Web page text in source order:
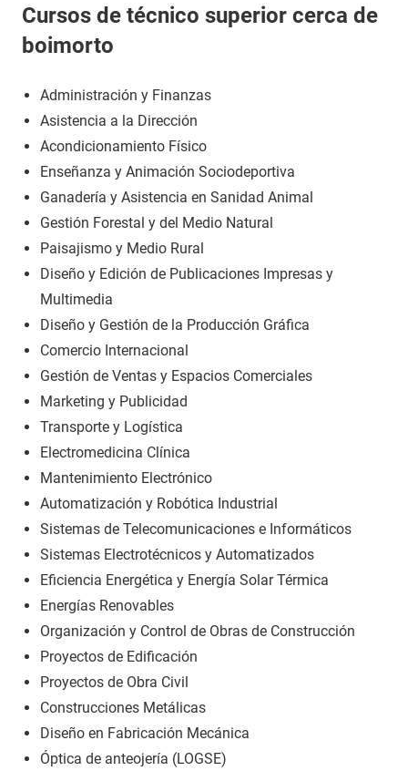
Cursos de técnico superior cerca de
boimorto
Administración y Finanzas
Asistencia a la Dirección
Acondicionamiento Físico
Enseñanza y Animación Sociodeportiva
Ganadería y Asistencia en Sanidad Animal
Gestión Forestal y del Medio Natural
Paisajismo y Medio Rural
Diseño y Edición de Publicaciones Impresas y
Multimedia
Diseño y Gestión de la Producción Gráfica
Comercio Internacional
Gestión de Ventas y Espacios Comerciales
Marketing y Publicidad
Transporte y Logística
Electromedicina Clínica
Mantenimiento Electrónico
Automatización y Robótica Industrial
Sistemas de Telecomunicaciones e Informáticos
Sistemas Electrotécnicos y Automatizados
Eficiencia Energética y Energía Solar Térmica
Energías Renovables
Organización y Control de Obras de Construcción
Proyectos de Edificación
Proyectos de Obra Civil
Construcciones Metálicas
Diseño en Fabricación Mecánica
Óptica de anteojería (LOGSE)